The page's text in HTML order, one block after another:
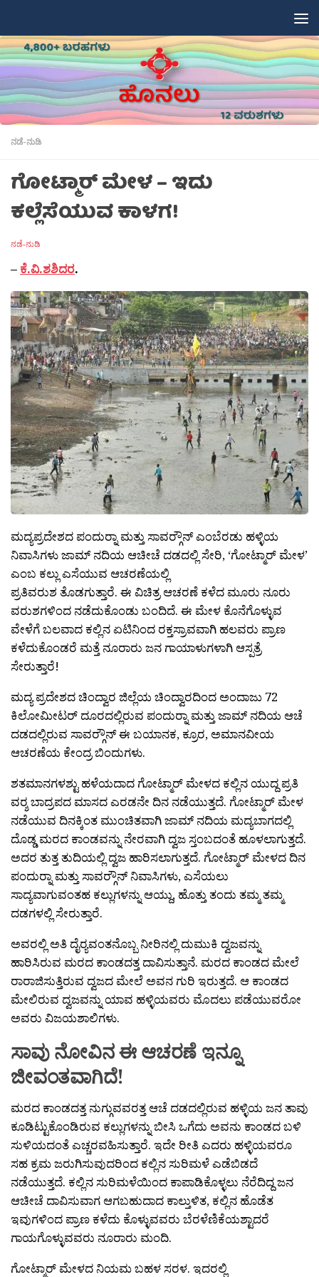
ನಡೆ-ನುಡಿ
ಗೋಟ್ಮಾರ್ ಮೇಳ – ಇದು
ಕಲ್ಲೆಸೆಯುವ ಕಾಳಗ!
ನಡೆ-ನುಡಿ
– ಕೆ.ವಿ.ಶಶಿದರ.
ಮದ್ಯಪ್ರದೇಶದ ಪಂದುರ‍್ನಾ ಮತ್ತು ಸಾವರ‍್ಗೌನ್ ಎಂಬೆರಡು ಹಳ್ಳಿಯ
ನಿವಾಸಿಗಳು ಜಾಮ್ ನದಿಯ ಆಚೀಚೆ ದಡದಲ್ಲಿ ಸೇರಿ, ‘ಗೋಟ್ಮಾರ್ ಮೇಳ’
ಎಂಬ ಕಲ್ಲು ಎಸೆಯುವ ಆಚರಣೆಯಲ್ಲಿ
ಪ್ರತಿವರುಶ ತೊಡಗುತ್ತಾರೆ. ಈ ವಿಚಿತ್ರ ಆಚರಣೆ ಕಳೆದ ಮೂರು ನೂರು
ವರುಶಗಳಿಂದ ನಡೆದುಕೊಂಡು ಬಂದಿದೆ. ಈ ಮೇಳ ಕೊನೆಗೊಳ್ಳುವ
ವೇಳೆಗೆ ಬಲವಾದ ಕಲ್ಲಿನ ಏಟಿನಿಂದ ರಕ್ತಸ್ರಾವವಾಗಿ ಹಲವರು ಪ್ರಾಣ
ಕಳೆದುಕೊಂಡರೆ ಮತ್ತೆ ನೂರಾರು ಜನ ಗಾಯಾಳುಗಳಾಗಿ ಆಸ್ಪತ್ರೆ
ಸೇರುತ್ತಾರೆ!
ಮದ್ಯ ಪ್ರದೇಶದ ಚಿಂದ್ವಾರ ಜಿಲ್ಲೆಯ ಚಿಂದ್ವಾರದಿಂದ ಅಂದಾಜು 72
ಕಿಲೋಮೀಟರ್ ದೂರದಲ್ಲಿರುವ ಪಂದುರ‍್ನಾ ಮತ್ತು ಜಾಮ್ ನದಿಯ ಆಚೆ
ದಡದಲ್ಲಿರುವ ಸಾವರ‍್ಗೌನ್ ಈ ಬಯಾನಕ, ಕ್ರೂರ, ಅಮಾನವೀಯ
ಆಚರಣೆಯ ಕೇಂದ್ರ ಬಿಂದುಗಳು.
ಶತಮಾನಗಳಶ್ಟು ಹಳೆಯದಾದ ಗೋಟ್ಮಾರ್ ಮೇಳದ ಕಲ್ಲಿನ ಯುದ್ದ ಪ್ರತಿ
ವರ‍್ಶ ಬಾದ್ರಪದ ಮಾಸದ ಎರಡನೇ ದಿನ ನಡೆಯುತ್ತದೆ. ಗೋಟ್ಮಾರ್ ಮೇಳ
ನಡೆಯುವ ದಿನಕ್ಕಿಂತ ಮುಂಚಿತವಾಗಿ ಜಾಮ್ ನದಿಯ ಮದ್ಯಬಾಗದಲ್ಲಿ
ದೊಡ್ಡ ಮರದ ಕಾಂಡವನ್ನು ನೇರವಾಗಿ ದ್ವಜ ಸ್ತಂಬದಂತೆ ಹೂಳಲಾಗುತ್ತದೆ.
ಅದರ ತುತ್ತ ತುದಿಯಲ್ಲಿ ದ್ವಜ ಹಾರಿಸಲಾಗುತ್ತದೆ. ಗೋಟ್ಮಾರ್ ಮೇಳದ ದಿನ
ಪಂದುರ‍್ನಾ ಮತ್ತು ಸಾವರ‍್ಗೌನ್ ನಿವಾಸಿಗಳು, ಎಸೆಯಲು
ಸಾದ್ಯವಾಗುವಂತಹ ಕಲ್ಲುಗಳನ್ನು ಆಯ್ದು, ಹೊತ್ತು ತಂದು ತಮ್ಮ ತಮ್ಮ
ದಡಗಳಲ್ಲಿ ಸೇರುತ್ತಾರೆ.
ಅವರಲ್ಲಿ ಅತಿ ದೈರ‍್ಯವಂತನೊಬ್ಬ ನೀರಿನಲ್ಲಿ ದುಮುಕಿ ದ್ವಜವನ್ನು
ಹಾರಿಸಿರುವ ಮರದ ಕಾಂಡದತ್ತ ದಾವಿಸುತ್ತಾನೆ. ಮರದ ಕಾಂಡದ ಮೇಲೆ
ರಾರಾಜಿಸುತ್ತಿರುವ ದ್ವಜದ ಮೇಲೆ ಅವನ ಗುರಿ ಇರುತ್ತದೆ. ಆ ಕಾಂಡದ
ಮೇಲಿರುವ ದ್ವಜವನ್ನು ಯಾವ ಹಳ್ಳಿಯವರು ಮೊದಲು ಪಡೆಯುವರೋ
ಅವರು ವಿಜಯಶಾಲಿಗಳು.
ಸಾವು ನೋವಿನ ಈ ಆಚರಣೆ ಇನ್ನೂ
ಜೀವಂತವಾಗಿದೆ!
ಮರದ ಕಾಂಡದತ್ತ ನುಗ್ಗುವವರತ್ತ ಆಚೆ ದಡದಲ್ಲಿರುವ ಹಳ್ಳಿಯ ಜನ ತಾವು
ಕೂಡಿಟ್ಟುಕೊಂಡಿರುವ ಕಲ್ಲುಗಳನ್ನು ಬೀಸಿ ಒಗೆದು ಅವನು ಕಾಂಡದ ಬಳಿ
ಸುಳಿಯದಂತೆ ಎಚ್ಚರವಹಿಸುತ್ತಾರೆ. ಇದೇ ರೀತಿ ಎದರು ಹಳ್ಳಿಯವರೂ
ಸಹ ಕ್ರಮ ಜರುಗಿಸುವುದರಿಂದ ಕಲ್ಲಿನ ಸುರಿಮಳೆ ಎಡೆಬಿಡದೆ
ನಡೆಯುತ್ತದೆ. ಕಲ್ಲಿನ ಸುರಿಮಳೆಯಿಂದ ಕಾಪಾಡಿಕೊಳ್ಳಲು ನೆರೆದಿದ್ದ ಜನ
ಆಚೀಚೆ ದಾವಿಸುವಾಗ ಆಗಬಹುದಾದ ಕಾಲ್ತುಳಿತ, ಕಲ್ಲಿನ ಹೊಡೆತ
ಇವುಗಳಿಂದ ಪ್ರಾಣ ಕಳೆದು ಕೊಳ್ಳುವವರು ಬೆರಳೆಣಿಕೆಯಶ್ಟಾದರೆ
ಗಾಯಗೊಳ್ಳುವವರು ನೂರಾರು ಮಂದಿ.
ಗೋಟ್ಮಾರ್ ಮೇಳದ ನಿಯಮ ಬಹಳ ಸರಳ. ಇದರಲ್ಲಿ